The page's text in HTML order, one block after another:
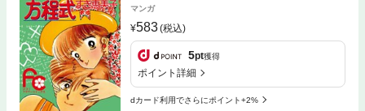
マンガ
583(税込)
5pt獲得
ポイント詳細
dカード利用でさらにポイント+2%